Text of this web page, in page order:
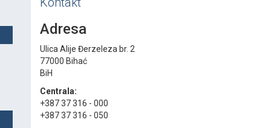
Adresa
Ulica Alije Đerzeleza br. 2
77000 Bihać
BiH
Centrala:
+387 37 316 - 000
+387 37 316 - 050